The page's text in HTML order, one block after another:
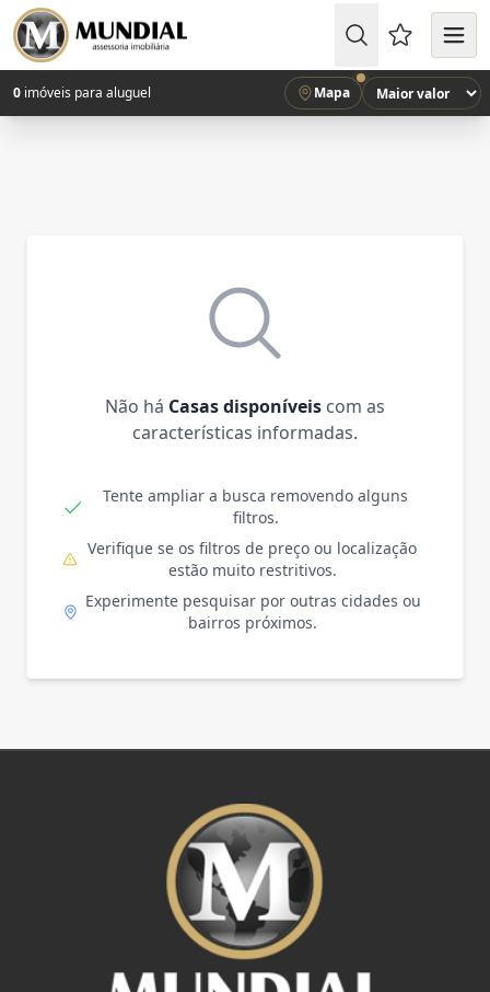
Favoritos
0 imóveis para aluguel Mapa
Não há Casas disponíveis com as
características informadas.
Tente ampliar a busca removendo alguns
filtros.
Verifique se os filtros de preço ou localização
estão muito restritivos.
Experimente pesquisar por outras cidades ou
bairros próximos.